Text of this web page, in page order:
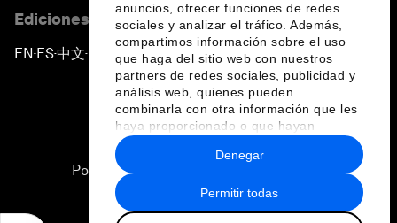
anuncios, ofrecer funciones de redes
sociales y analizar el tráfico. Además,
compartimos información sobre el uso
que haga del sitio web con nuestros
partners de redes sociales, publicidad y
análisis web, quienes pueden
combinarla con otra información que les
haya proporcionado o que hayan
recopilado a partir del uso que haya
hecho de sus servicios.
Permitir todas
Denegar
Ediciones en otros idiomas
EN ▪ ES▪中文▪ 日本語
Política de privacidad y normas de uso